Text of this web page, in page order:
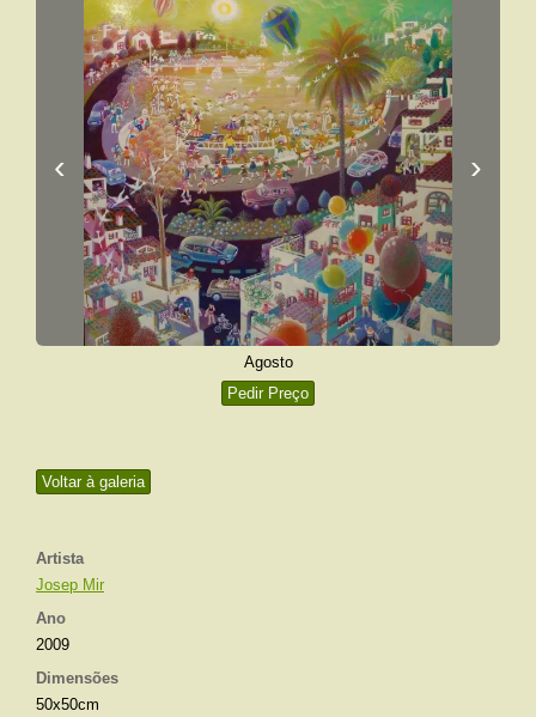
Voltar à galeria
Artista
Josep Mir
Ano
2009
Dimensões
50x50cm
‹ ›
Agosto
Pedir Preço